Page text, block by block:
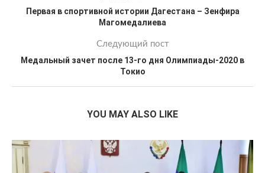
Первая в спортивной истории Дагестана – Зенфира
Магомедалиева
Следующий пост
Медальный зачет после 13-го дня Олимпиады-2020 в
Токио
YOU MAY ALSO LIKE